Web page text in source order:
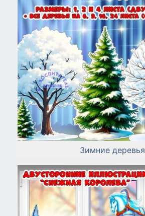
Зимние деревья